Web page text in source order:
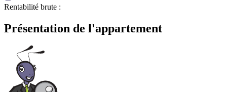
Rentabilité brute :
Présentation de l'appartement